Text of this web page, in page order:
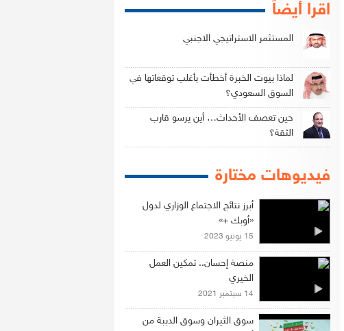
اقرا أيضاً
المستثمر الاستراتيجي الاجنبي
لماذا بيوت الخبرة أخطأت بأغلب توقعاتها في
السوق السعودي؟
حين تعصف الأحداث… أين يرسو قارب
الثقة؟
فيديوهات مختارة
أبرز نتائج الاجتماع الوزاري لدول
«أوبك +»
15 يونيو 2023
منصة إحسان.. تمكين العمل
الخيري
14 سبتمبر 2021
سوق الثيران وسوق الدببة من